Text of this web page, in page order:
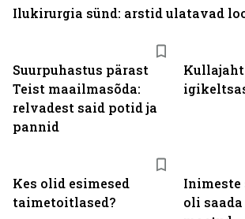
Suurpuhastus pärast
Teist maailmasõda:
relvadest said potid ja
pannid
Kes olid esimesed
taimetoitlased?
oli
Ilukirurgia sünd: arstid ulatavad